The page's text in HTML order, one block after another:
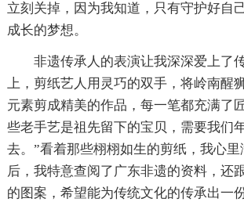
立刻关掉，因为我知道，只有守护好自
成长的梦想。
非遗传承人的表演让我深深爱上了
上，剪纸艺人用灵巧的双手，将岭南醒
元素剪成精美的作品，每一笔都充满了
些老手艺是祖先留下的宝贝，需要我们
去。”看着那些栩栩如生的剪纸，我心
后，我特意查阅了广东非遗的资料，还
的图案，希望能为传统文化的传承出一份